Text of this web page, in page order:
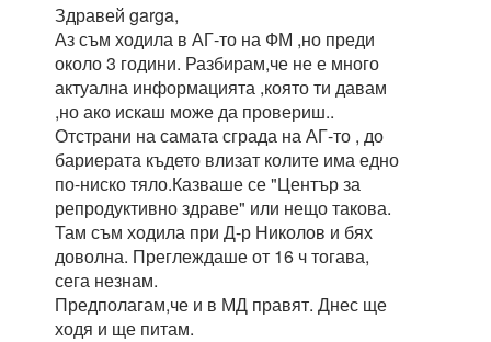
Здравей garga,
Аз съм ходила в АГ-то на ФМ ,но преди
около 3 години. Разбирам,че не е много
актуална информацията ,която ти давам
,но ако искаш може да провериш..
Отстрани на самата сграда на АГ-то , до
бариерата където влизат колите има едно
по-ниско тяло.Казваше се "Център за
репродуктивно здраве" или нещо такова.
Там съм ходила при Д-р Николов и бях
доволна. Преглеждаше от 16 ч тогава,
сега незнам.
Предполагам,че и в МД правят. Днес ще
ходя и ще питам.